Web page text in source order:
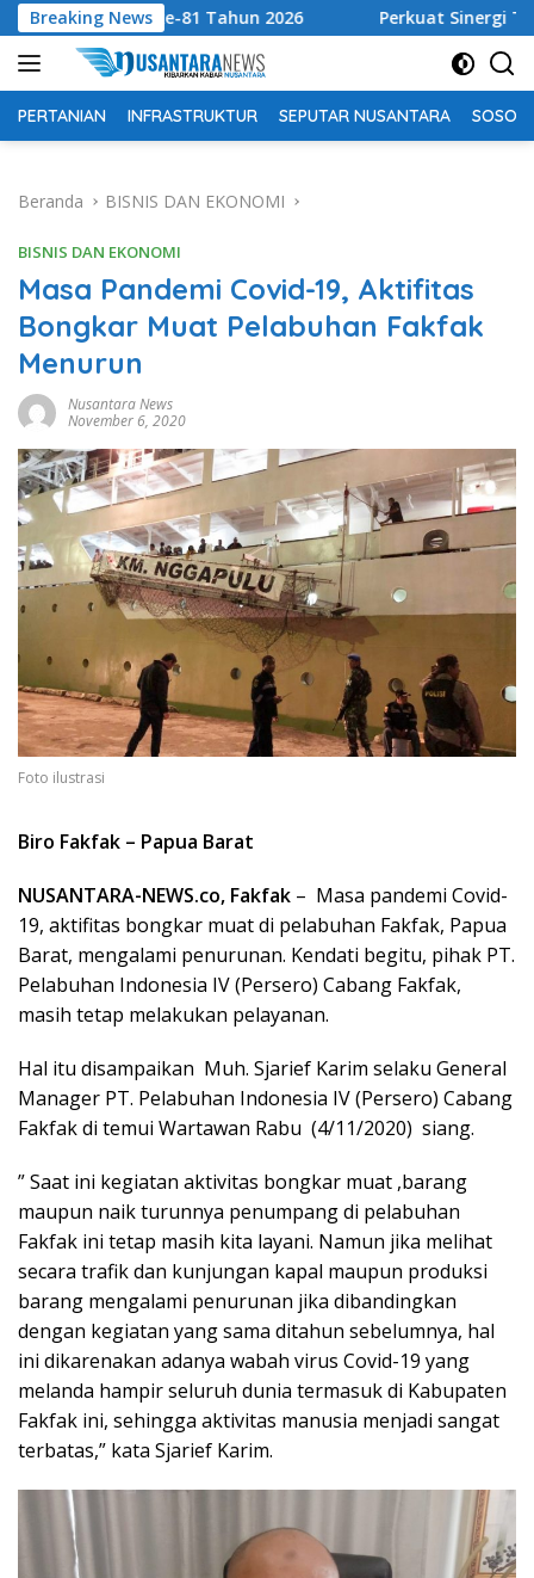
Langsung
ke
konten
Breaking News
Tahun 2026 Perkuat Sinergi Tingkatkan
PERTANIAN INFRASTRUKTUR SEPUTAR NUSANTARA SOSOK
Beranda BISNIS DAN EKONOMI
BISNIS DAN EKONOMI
Masa Pandemi Covid-19, Aktifitas
Bongkar Muat Pelabuhan Fakfak
Menurun
Nusantara News
November 6, 2020
Foto ilustrasi
Biro Fakfak – Papua Barat
NUSANTARA-NEWS.co, Fakfak – Masa pandemi Covid-
19, aktifitas bongkar muat di pelabuhan Fakfak, Papua
Barat, mengalami penurunan. Kendati begitu, pihak PT.
Pelabuhan Indonesia IV (Persero) Cabang Fakfak,
masih tetap melakukan pelayanan.
Hal itu disampaikan Muh. Sjarief Karim selaku General
Manager PT. Pelabuhan Indonesia IV (Persero) Cabang
Fakfak di temui Wartawan Rabu (4/11/2020) siang.
” Saat ini kegiatan aktivitas bongkar muat ,barang
maupun naik turunnya penumpang di pelabuhan
Fakfak ini tetap masih kita layani. Namun jika melihat
secara trafik dan kunjungan kapal maupun produksi
barang mengalami penurunan jika dibandingkan
dengan kegiatan yang sama ditahun sebelumnya, hal
ini dikarenakan adanya wabah virus Covid-19 yang
melanda hampir seluruh dunia termasuk di Kabupaten
Fakfak ini, sehingga aktivitas manusia menjadi sangat
terbatas,” kata Sjarief Karim.